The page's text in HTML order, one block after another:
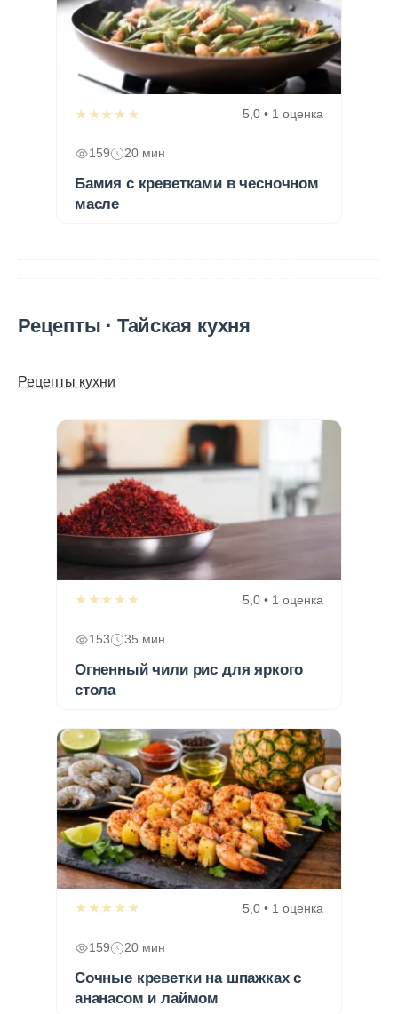
★★★★★ 5,0 • 1 оценка
159 20 мин
Бамия с креветками в чесночном
масле
Рецепты · Тайская кухня
Рецепты кухни
★★★★★ 5,0 • 1 оценка
153 35 мин
Огненный чили рис для яркого
стола
★★★★★ 5,0 • 1 оценка
159 20 мин
Сочные креветки на шпажках с
ананасом и лаймом